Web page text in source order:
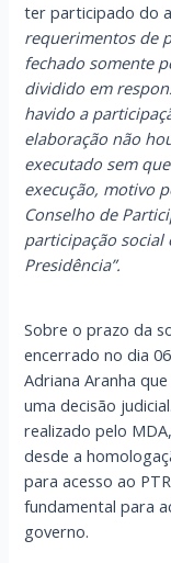
ter participado do
requerimentos de
fechado somente
dividido em
havido a
elaboração não
executado sem
execução, motivo
Conselho de
participação social
Presidência”.
Sobre o prazo da
encerrado no dia
Adriana Aranha
uma decisão
realizado pelo
desde a
para acesso ao
fundamental para
governo.